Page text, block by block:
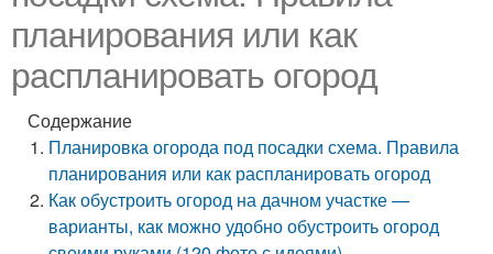
планирования или как
распланировать огород
Содержание
Планировка огорода под посадки схема. Правила
планирования или как распланировать огород
Как обустроить огород на дачном участке —
варианты, как можно удобно обустроить огород